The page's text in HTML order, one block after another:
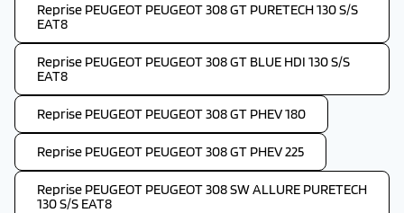
Reprise PEUGEOT PEUGEOT 308 GT PURETECH 130 S/S
EAT8
Reprise PEUGEOT PEUGEOT 308 GT BLUE HDI 130 S/S
EAT8
Reprise PEUGEOT PEUGEOT 308 GT PHEV 180
Reprise PEUGEOT PEUGEOT 308 GT PHEV 225
Reprise PEUGEOT PEUGEOT 308 SW ALLURE PURETECH
130 S/S EAT8